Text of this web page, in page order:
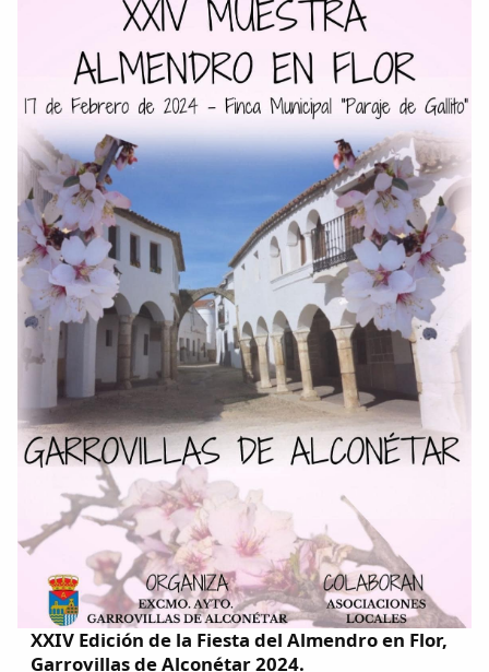
XXIV Edición de la Fiesta del Almendro en Flor,
Garrovillas de Alconétar 2024.